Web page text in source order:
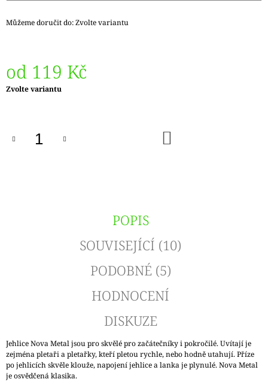
Můžeme doručit do:Zvolte variantu
od 119 Kč
Měrná
Zvolte variantu
POPIS
SOUVISEJÍCÍ (10)
PODOBNÉ (5)
HODNOCENÍ
DISKUZE
Jehlice Nova Metal jsou pro skvělé pro začátečníky i pokročilé. Uvítají je
zejména pletaři a pletařky, kteří pletou rychle, nebo hodně utahují. Příze
po jehlicích skvěle klouže, napojení jehlice a lanka je plynulé. Nova Metal
je osvědčená klasika.